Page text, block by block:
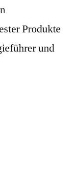
Produkte
und